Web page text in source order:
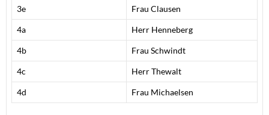
3e Frau Clausen
4a Herr Henneberg
4b Frau Schwindt
4c Herr Thewalt
4d Frau Michaelsen